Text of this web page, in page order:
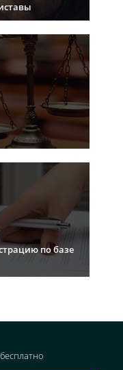
по базе
бесплатно